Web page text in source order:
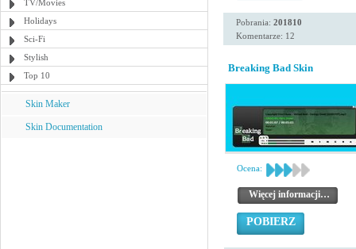
TV/Movies
Holidays
Sci-Fi
Stylish
Top 10
Skin Maker
Skin Documentation
Pobrania: 201810
Komentarze: 12
Breaking Bad Skin
Ocena:
Więcej informacji…
POBIERZ